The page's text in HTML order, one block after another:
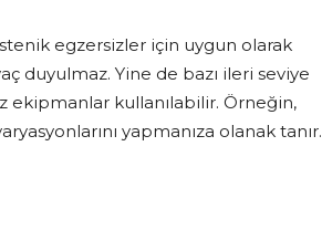
egzersizler için uygun olarak
duyulmaz. Yine de bazı ileri seviye
kullanılabilir. Örneğin,
yapmanıza olanak tanır.